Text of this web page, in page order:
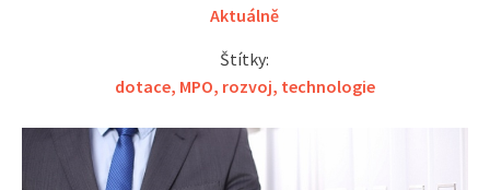
Aktuálně
Štítky:
dotace, MPO, rozvoj, technologie